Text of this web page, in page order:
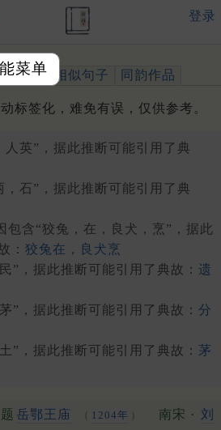
菜单
登录
引用 相似句子 同韵作品
标签化，难免有误，仅供参考。
人英”，据此推断可能引用了典
，石”，据此推断可能引用了典
包含“狡兔，在，良犬，烹”，据此
： 狡兔在，良犬烹
”，据此推断可能引用了典故： 遗
”，据此推断可能引用了典故： 分
”，据此推断可能引用了典故： 茅
题 岳鄂王 庙 （ 1204年 ） 南宋 ·
刘